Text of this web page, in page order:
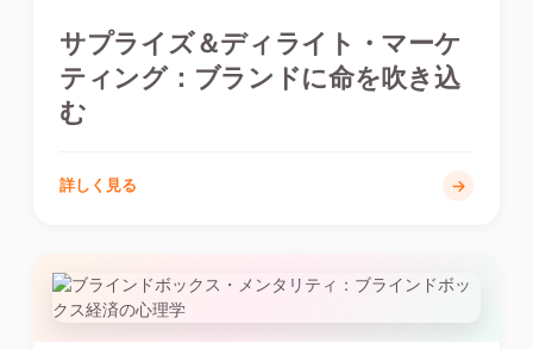
サプライズ＆ディライト・マーケ
ティング：ブランドに命を吹き込
む
詳しく見る